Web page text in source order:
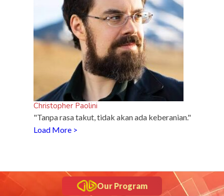
5 Fakta Unik Kerak Telor, Kuliner Legendaris Khas
Betawi
Christopher Paolini
"Tanpa rasa takut, tidak akan ada keberanian."
Load More >
Our Program